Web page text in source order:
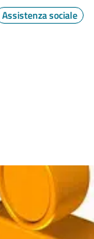
Assistenza sociale